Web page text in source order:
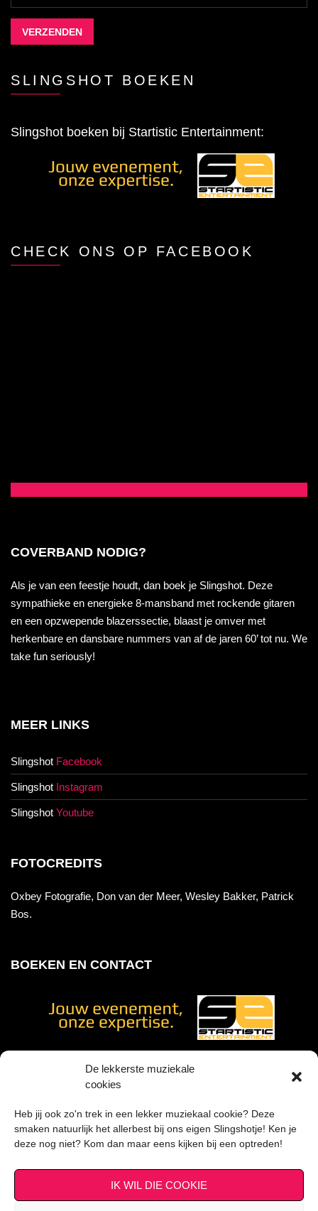
De lekkerste muziekale
cookies
Heb jij ook zo'n trek in een lekker muziekaal cookie? Deze
smaken natuurlijk het allerbest bij ons eigen Slingshotje! Ken je
deze nog niet? Kom dan maar eens kijken bij een optreden!
IK WIL DIE COOKIE
SLINGSHOT BOEKEN
Slingshot boeken bij Startistic Entertainment:
CHECK ONS OP FACEBOOK
COVERBAND NODIG?
Als je van een feestje houdt, dan boek je Slingshot. Deze
sympathieke en energieke 8-mansband met rockende gitaren
en een opzwepende blazerssectie, blaast je omver met
herkenbare en dansbare nummers van af de jaren 60’ tot nu. We
take fun seriously!
MEER LINKS
Slingshot Facebook
Slingshot Instagram
Slingshot Youtube
FOTOCREDITS
Oxbey Fotografie, Don van der Meer, Wesley Bakker, Patrick
Bos.
BOEKEN EN CONTACT
Voor geluidstechniek werken wij samen met